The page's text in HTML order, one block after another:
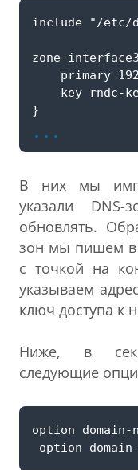
...
В них мы
указали
обновлять.
зон мы пишем в
с точкой на
указываем
ключ доступа к
Ниже, в
следующие